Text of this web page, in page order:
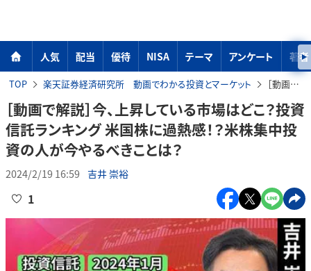
人気 配当 優待 NISA テーマ アンケート 著者
TOP 楽天証券経済研究所 動画でわかる投資とマーケット ［動画で解説］今、上昇している市場はどこ？投資信託ランキング 米国株に過熱感！？米株集中投資の人が今やるべきことは？
［動画で解説］今、上昇している市場はどこ？投資
信託ランキング 米国株に過熱感！？米株集中投
資の人が今やるべきことは？
2024/2/19 16:59 吉井 崇裕
1